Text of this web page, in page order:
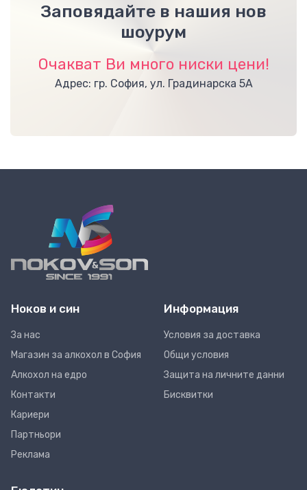
Заповядайте в нашия нов
шоурум
Очакват Ви много ниски цени!
Адрес: гр. София, ул. Градинарска 5А
Ноков и син
За нас
Магазин за алкохол в София
Алкохол на едро
Контакти
Кариери
Партньори
Реклама
Информация
Условия за доставка
Общи условия
Защита на личните данни
Бисквитки